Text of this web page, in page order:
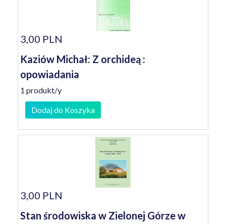
3,00 PLN
Kaziów Michał: Z orchideą :
opowiadania
1 produkt/y
Dodaj do Koszyka
3,00 PLN
Stan środowiska w Zielonej Górze w